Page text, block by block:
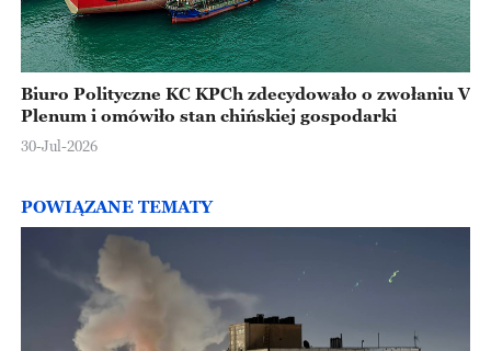
Biuro Polityczne KC KPCh zdecydowało o zwołaniu V
Plenum i omówiło stan chińskiej gospodarki
30-Jul-2026
POWIĄZANE TEMATY